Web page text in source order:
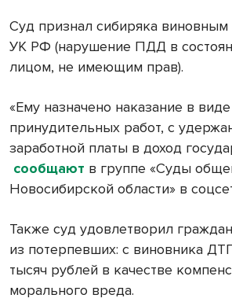
Суд признал сибиряка виновным
УК РФ (нарушение ПДД в
лицом, не имеющим прав).
«Ему назначено наказание в
принудительных работ, с
заработной платы в доход
сообщают в группе «Суды
Новосибирской области» в
Также суд удовлетворил
из потерпевших: с виновника
тысяч рублей в качестве
морального вреда.